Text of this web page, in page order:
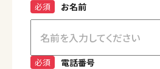
お名前
必須
電話番号
必須